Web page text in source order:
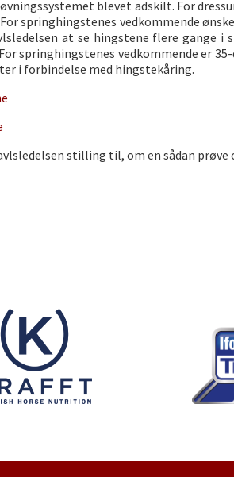
blevet adskilt. For
springhingstenes vedkommende
at se hingstene flere
springhingstenes vedkommende er
i forbindelse med hingstekåring.
stilling til, om en sådan